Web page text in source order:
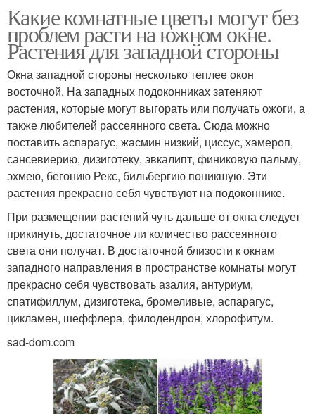
Какие комнатные цветы могут без
проблем расти на южном окне.
Растения для западной стороны
Окна западной стороны несколько теплее окон
восточной. На западных подоконниках затеняют
растения, которые могут выгорать или получать ожоги, а
также любителей рассеянного света. Сюда можно
поставить аспарагус, жасмин низкий, циссус, хамероп,
сансевиерию, дизиготеку, эвкалипт, финиковую пальму,
эхмею, бегонию Рекс, бильбергию поникшую. Эти
растения прекрасно себя чувствуют на подоконнике.
При размещении растений чуть дальше от окна следует
прикинуть, достаточное ли количество рассеянного
света они получат. В достаточной близости к окнам
западного направления в пространстве комнаты могут
прекрасно себя чувствовать азалия, антуриум,
спатифиллум, дизиготека, бромеливые, аспарагус,
цикламен, шеффлера, филодендрон, хлорофитум.
sad-dom.com